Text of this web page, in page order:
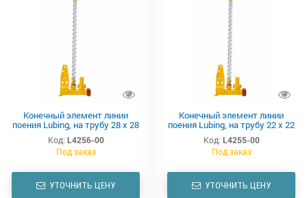
Конечный элемент линии
поения Lubing, на трубу 28 х 28
мм, трубка уровня воды 450
мм
Код: L4256-00
Под заказ
УТОЧНИТЬ ЦЕНУ
Конечный элемент линии
поения Lubing, на трубу 22 х 22
мм, трубка уровня воды 450
мм
Код: L4255-00
Под заказ
УТОЧНИТЬ ЦЕНУ